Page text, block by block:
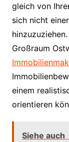
gleich von
sich nicht
Großraum
einem
orientieren
Siehe auch